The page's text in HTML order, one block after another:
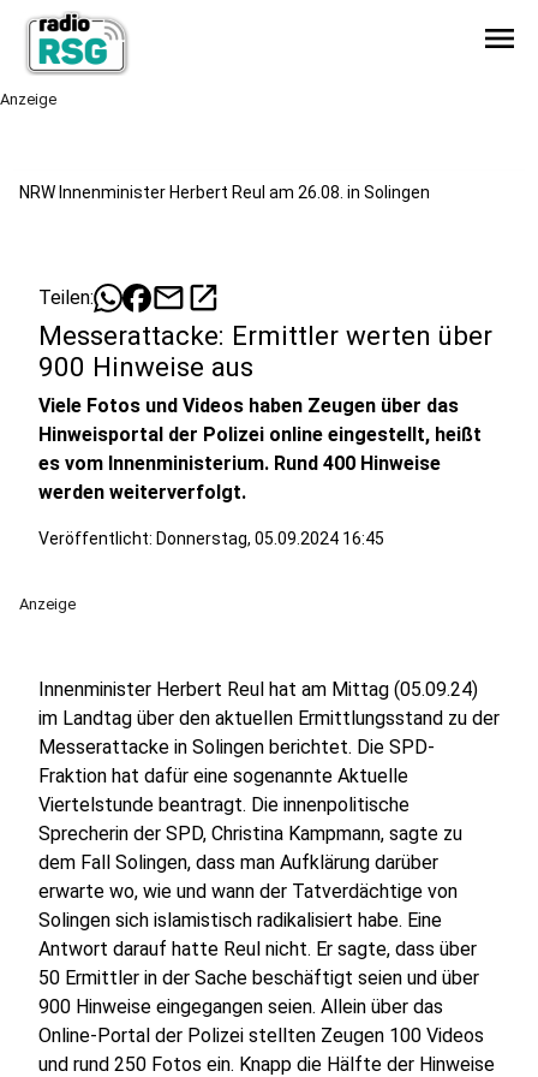
menu
Anzeige
NRW Innenminister Herbert Reul am 26.08. in Solingen
Teilen: mailopen_in_new
Messerattacke: Ermittler werten über
900 Hinweise aus
Viele Fotos und Videos haben Zeugen über das
Hinweisportal der Polizei online eingestellt, heißt
es vom Innenministerium. Rund 400 Hinweise
werden weiterverfolgt.
Veröffentlicht: Donnerstag, 05.09.2024 16:45
Anzeige
Innenminister Herbert Reul hat am Mittag (05.09.24)
im Landtag über den aktuellen Ermittlungsstand zu der
Messerattacke in Solingen berichtet. Die SPD-
Fraktion hat dafür eine sogenannte Aktuelle
Viertelstunde beantragt. Die innenpolitische
Sprecherin der SPD, Christina Kampmann, sagte zu
dem Fall Solingen, dass man Aufklärung darüber
erwarte wo, wie und wann der Tatverdächtige von
Solingen sich islamistisch radikalisiert habe. Eine
Antwort darauf hatte Reul nicht. Er sagte, dass über
50 Ermittler in der Sache beschäftigt seien und über
900 Hinweise eingegangen seien. Allein über das
Online-Portal der Polizei stellten Zeugen 100 Videos
und rund 250 Fotos ein. Knapp die Hälfte der Hinweise